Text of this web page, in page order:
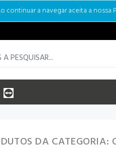
a navegar aceita a nossa
DA CATEGORIA: